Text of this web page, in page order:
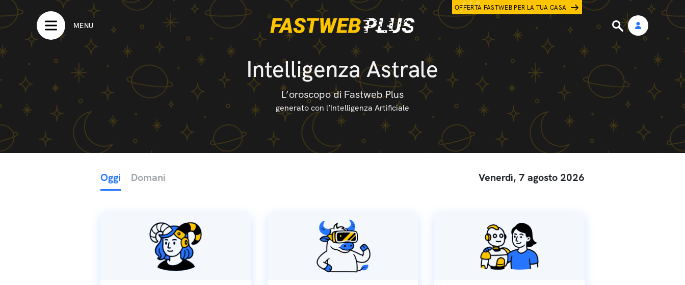
OFFERTA FASTWEB PER LA TUA CASA
MENU
Intelligenza Astrale
L’oroscopo di Fastweb Plus
generato con l’Intelligenza Artificiale
Oggi Domani Venerdì, 7 agosto 2026